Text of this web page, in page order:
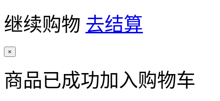
继续购物 去结算
×
商品已成功加入购物车